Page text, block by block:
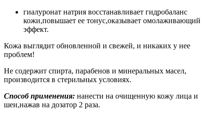
гиалуронат натрия восстанавливает гидробаланс
кожи,повышает ее тонус,оказывает омолаживающий
эффект.
Кожа выглядит обновленной и свежей, и никаких у нее
проблем!
Не содержит спирта, парабенов и минеральных масел,
производится в стерильных условиях.
Способ применения: нанести на очищенную кожу лица и
шеи,нажав на дозатор 2 раза.